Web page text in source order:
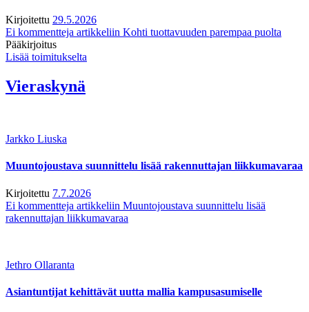
Kirjoitettu 29.5.2026
Ei kommentteja artikkeliin Kohti tuottavuuden parempaa puolta
Pääkirjoitus
Lisää toimitukselta
Vieraskynä
Jarkko Liuska
Muuntojoustava suunnittelu lisää rakennuttajan liikkumavaraa
Kirjoitettu 7.7.2026
Ei kommentteja artikkeliin Muuntojoustava suunnittelu lisää
rakennuttajan liikkumavaraa
Jethro Ollaranta
Asiantuntijat kehittävät uutta mallia kampusasumiselle